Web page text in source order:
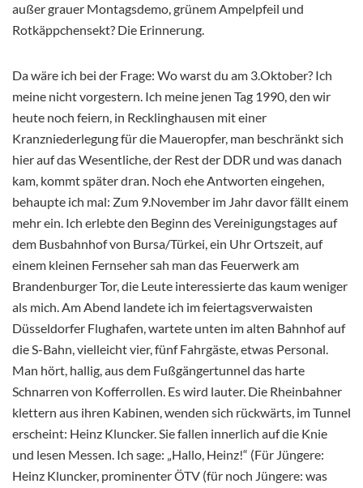
außer grauer Montagsdemo, grünem Ampelpfeil und
Rotkäppchensekt? Die Erinnerung.
Da wäre ich bei der Frage: Wo warst du am 3.Oktober? Ich
meine nicht vorgestern. Ich meine jenen Tag 1990, den wir
heute noch feiern, in Recklinghausen mit einer
Kranzniederlegung für die Maueropfer, man beschränkt sich
hier auf das Wesentliche, der Rest der DDR und was danach
kam, kommt später dran. Noch ehe Antworten eingehen,
behaupte ich mal: Zum 9.November im Jahr davor fällt einem
mehr ein. Ich erlebte den Beginn des Vereinigungstages auf
dem Busbahnhof von Bursa/Türkei, ein Uhr Ortszeit, auf
einem kleinen Fernseher sah man das Feuerwerk am
Brandenburger Tor, die Leute interessierte das kaum weniger
als mich. Am Abend landete ich im feiertagsverwaisten
Düsseldorfer Flughafen, wartete unten im alten Bahnhof auf
die S-Bahn, vielleicht vier, fünf Fahrgäste, etwas Personal.
Man hört, hallig, aus dem Fußgängertunnel das harte
Schnarren von Kofferrollen. Es wird lauter. Die Rheinbahner
klettern aus ihren Kabinen, wenden sich rückwärts, im Tunnel
erscheint: Heinz Kluncker. Sie fallen innerlich auf die Knie
und lesen Messen. Ich sage: „Hallo, Heinz!“ (Für Jüngere:
Heinz Kluncker, prominenter ÖTV (für noch Jüngere: was